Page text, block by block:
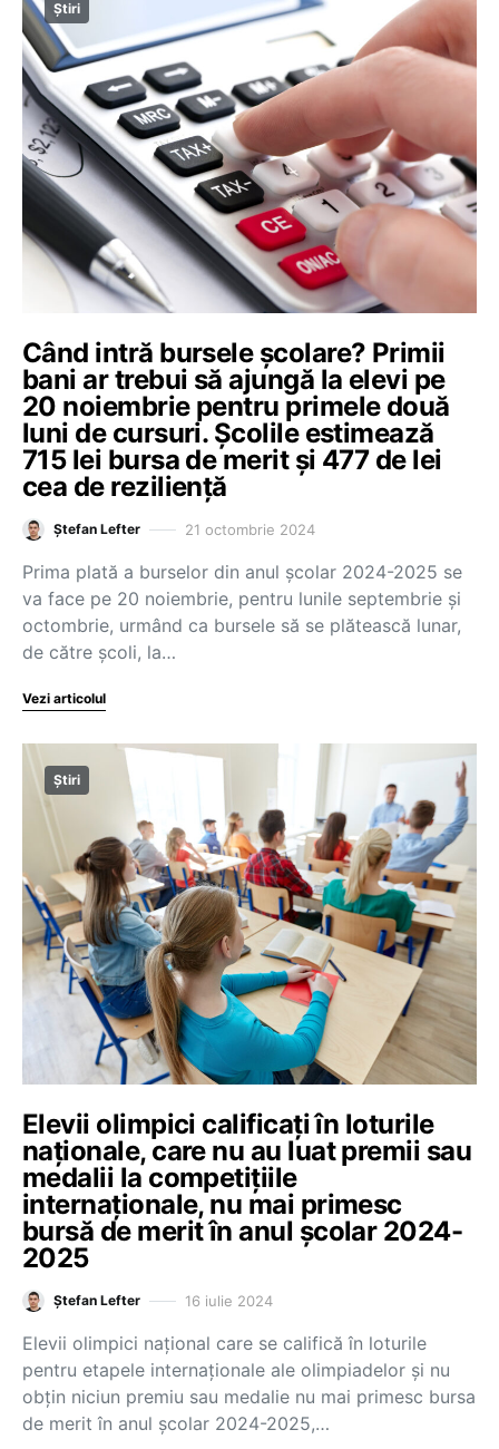
Știri
Când intră bursele școlare? Primii
bani ar trebui să ajungă la elevi pe
20 noiembrie pentru primele două
luni de cursuri. Școlile estimează
715 lei bursa de merit și 477 de lei
cea de reziliență
Ștefan Lefter 21 octombrie 2024
Prima plată a burselor din anul școlar 2024-2025 se
va face pe 20 noiembrie, pentru lunile septembrie și
octombrie, urmând ca bursele să se plătească lunar,
de către școli, la…
Vezi articolul
Știri
Elevii olimpici calificați în loturile
naționale, care nu au luat premii sau
medalii la competițiile
internaționale, nu mai primesc
bursă de merit în anul școlar 2024-
2025
Ștefan Lefter 16 iulie 2024
Elevii olimpici național care se califică în loturile
pentru etapele internaționale ale olimpiadelor și nu
obțin niciun premiu sau medalie nu mai primesc bursa
de merit în anul școlar 2024-2025,…